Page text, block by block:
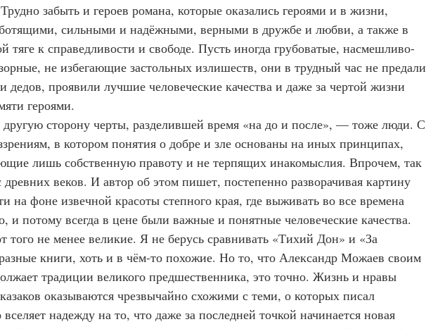
забыть и героев романа, которые оказались героями и в жизни,
сильными и надёжными, верными в дружбе и любви, а также в
тяге к справедливости и свободе. Пусть иногда грубоватые, насмешливо-
не избегающие застольных излишеств, они в трудный час не предали
дедов, проявили лучшие человеческие качества и даже за чертой жизни
героями.
сторону черты, разделившей время «на до и после», — тоже люди. С
в котором понятия о добре и зле основаны на иных принципах,
лишь собственную правоту и не терпящих инакомыслия. Впрочем, так
древних веков. И автор об этом пишет, постепенно разворачивая картину
на фоне извечной красоты степного края, где выживать во все времена
и потому всегда в цене были важные и понятные человеческие качества.
того не менее великие. Я не берусь сравнивать «Тихий Дон» и «За
книги, хоть и в чём-то похожие. Но то, что Александр Можаев своим
традиции великого предшественника, это точно. Жизнь и нравы
оказываются чрезвычайно схожими с теми, о которых писал
надежду на то, что даже за последней точкой начинается новая